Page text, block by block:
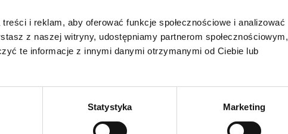
i reklam, aby oferować funkcje społecznościowe i analizować
z naszej witryny, udostępniamy partnerom społecznościowym,
te informacje z innymi danymi otrzymanymi od Ciebie lub
Statystyka Marketing